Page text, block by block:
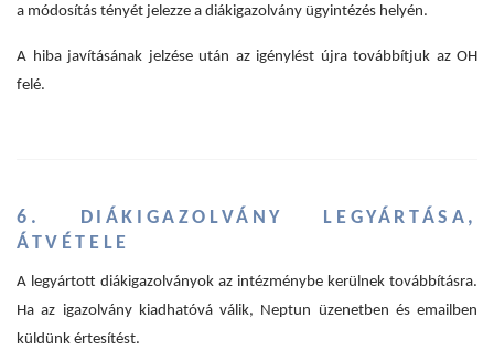
a módosítás tényét jelezze a diákigazolvány ügyintézés helyén.
A hiba javításának jelzése után az igénylést újra továbbítjuk az OH
felé.
6. DIÁKIGAZOLVÁNY LEGYÁRTÁSA,
ÁTVÉTELE
A legyártott diákigazolványok az intézménybe kerülnek továbbításra.
Ha az igazolvány kiadhatóvá válik, Neptun üzenetben és emailben
küldünk értesítést.